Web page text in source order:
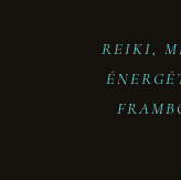
REIKI,